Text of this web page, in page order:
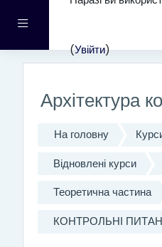
Бокова панель
(Увійти)
Перейти до головного вмісту
Архітектура
На головну
Відновлені курси
Теоретична частина
КОНТРОЛЬНІ